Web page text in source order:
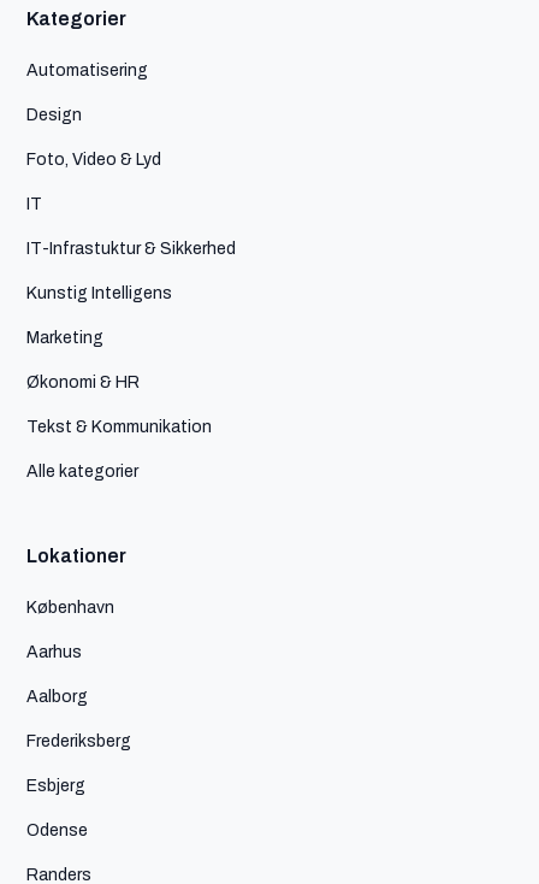
Kategorier
Automatisering
Design
Foto, Video & Lyd
IT
IT-Infrastuktur & Sikkerhed
Kunstig Intelligens
Marketing
Økonomi & HR
Tekst & Kommunikation
Alle kategorier
Lokationer
København
Aarhus
Aalborg
Frederiksberg
Esbjerg
Odense
Randers